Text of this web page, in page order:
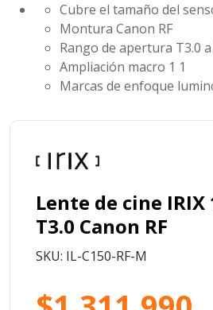
Cubre el tamaño del
Montura Canon RF
Rango de apertura T3.0
Ampliación macro 1 1
Marcas de enfoque
Lente de cine IRIX
T3.0 Canon RF
SKU: IL-C150-RF-M